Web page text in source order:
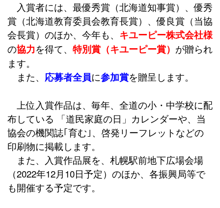
入賞者には、最優秀賞（北海道知事賞）、優秀
賞（北海道教育委員会教育長賞）、優良賞（当協
会長賞）のほか、今年も、 キユーピー株式会社様
の協力を得て、 特別賞（キユーピー賞） が贈られ
ます。
また、 応募者全員に参加賞を贈呈します。
上位入賞作品は、毎年、全道の小・中学校に配
布している 「道民家庭の日」カレンダーや、当
協会の機関誌｢育む｣、啓発リーフレットなどの
印刷物に掲載します。
また、入賞作品展を、札幌駅前地下広場会場
（2022年12月10日予定）のほか、各振興局等で
も開催する予定です。